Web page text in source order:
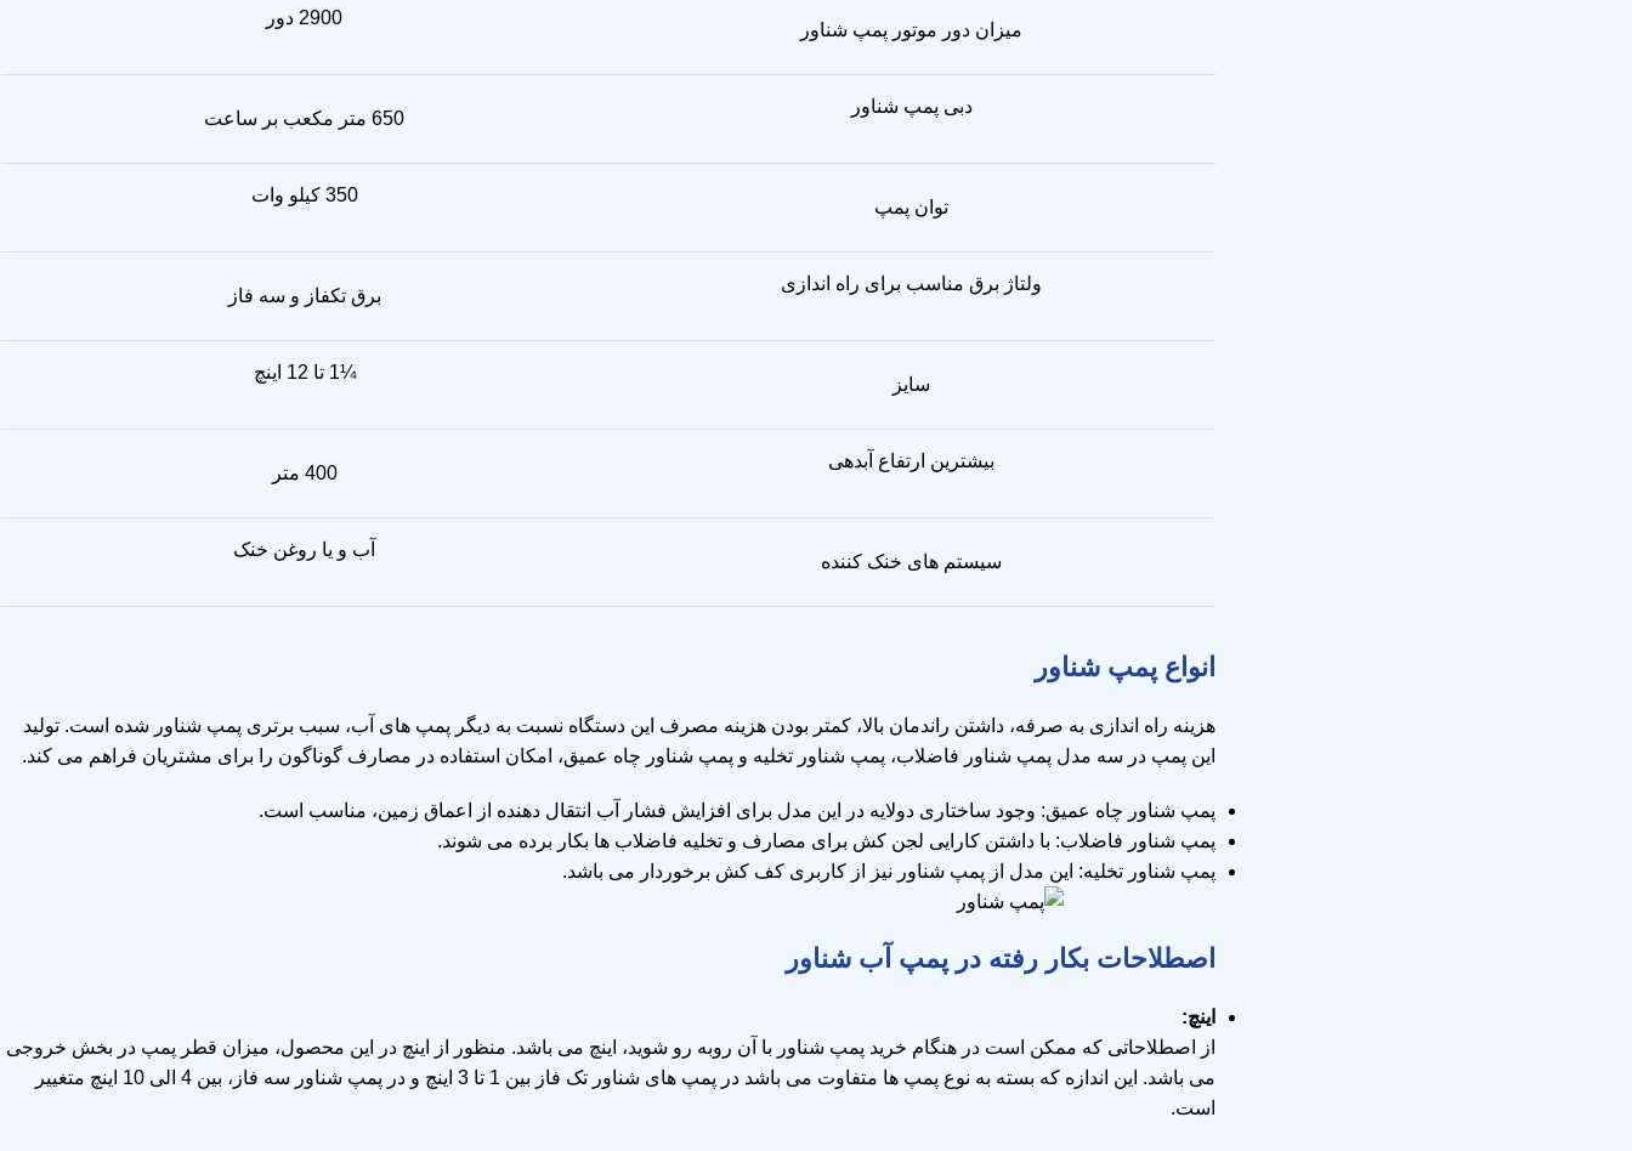
میزان دور موتور پمپ شناور
2900 دور
دبی پمپ شناور
650 متر مکعب بر ساعت
توان پمپ
350 کیلو وات
ولتاژ برق مناسب برای راه اندازی
برق تکفاز و سه فاز
سایز
¼1 تا 12 اینچ
بیشترین ارتفاع آبدهی
400 متر
سیستم های خنک کننده
آب و یا روغن خنک
انواع پمپ شناور
هزینه راه اندازی به صرفه، داشتن راندمان بالا، کمتر بودن هزینه مصرف این دستگاه نسبت به دیگر پمپ های آب، سبب برتری پمپ شناور شده است. تولید
این پمپ در سه مدل پمپ شناور فاضلاب، پمپ شناور تخلیه و پمپ شناور چاه عمیق، امکان استفاده در مصارف گوناگون را برای مشتریان فراهم می کند.
پمپ شناور چاه عمیق: وجود ساختاری دولایه در این مدل برای افزایش فشار آب انتقال دهنده از اعماق زمین، مناسب است.
پمپ شناور فاضلاب: با داشتن کارایی لجن کش برای مصارف و تخلیه فاضلاب ها بکار برده می شوند.
پمپ شناور تخلیه: این مدل از پمپ شناور نیز از کاربری کف کش برخوردار می باشد.
اصطلاحات بکار رفته در پمپ آب شناور
اینچ:
از اصطلاحاتی که ممکن است در هنگام خرید پمپ شناور با آن روبه رو شوید، اینچ می باشد. منظور از اینچ در این محصول، میزان قطر پمپ در بخش خروجی
می باشد. این اندازه که بسته به نوع پمپ ها متفاوت می باشد در پمپ های شناور تک فاز بین 1 تا 3 اینچ و در پمپ شناور سه فاز، بین 4 الی 10 اینچ متغییر
است.